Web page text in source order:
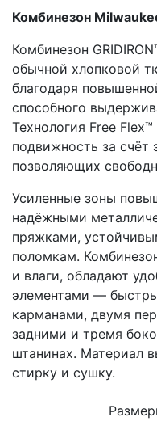
Комбинезон
Комбинезон
обычной хлопковой
благодаря
способного
Технология Free
подвижность за счёт
позволяющих
Усиленные зоны
надёжными
пряжками,
поломкам.
и влаги, обладают
элементами —
карманами, двумя
задними и тремя
штанинах. Материал
стирку и сушку.